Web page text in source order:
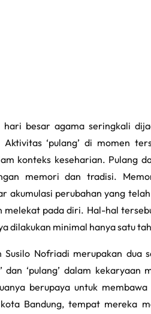
hari besar agama seringkali
Aktivitas ‘pulang’ di momen
konteks keseharian. Pulang
memori dan tradisi.
akumulasi perubahan yang
melekat pada diri. Hal-hal
dilakukan minimal hanya satu
Susilo Nofriadi merupakan dua
dan ‘pulang’ dalam
berupaya untuk
Bandung, tempat mereka